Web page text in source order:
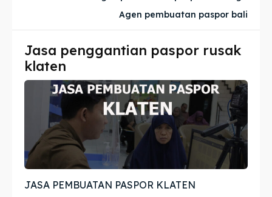
Imta
Legalisir
Apostille
Penerjemah
Asuransi
Imta
Legalisir
Apostille
Penerjemah
Asuransi
Agen pembuatan paspor bali
Jasa penggantian paspor rusak
klaten
JASA PEMBUATAN PASPOR KLATEN